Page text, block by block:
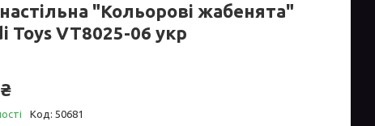
"Кольорові жабенята"
Toys VT8025-06 укр
Код: 50681